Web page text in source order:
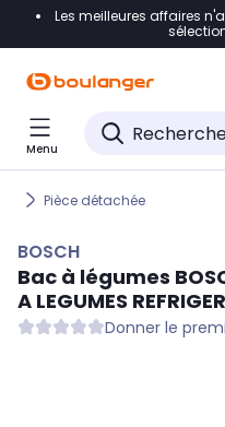
Accéder directement à
Accéder directement au
Accéder directement au
Les meilleures affaires
Menu
Pièce détachée
BOSCH
Bac à légumes
A LEGUMES
Donner le